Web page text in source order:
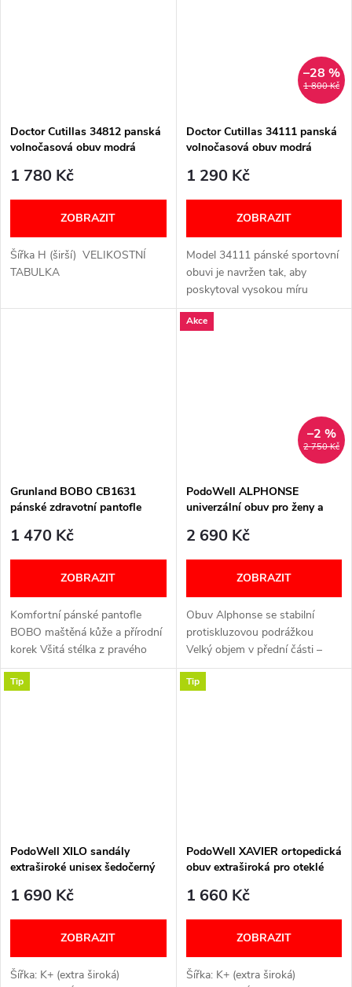
Doctor Cutillas 34812 panská
volnočasová obuv modrá
1 780 Kč
ZOBRAZIT
Šířka H (širší) VELIKOSTNÍ
TABULKA
1 800 Kč
–28 %
Doctor Cutillas 34111 panská
volnočasová obuv modrá
1 290 Kč
ZOBRAZIT
Model 34111 pánské sportovní
obuvi je navržen tak, aby
poskytoval vysokou míru
pohodlí a zároveň si zachoval
moderní vzhled. Elastický
Grunland BOBO CB1631
pánské zdravotní pantofle
1 470 Kč
ZOBRAZIT
Komfortní pánské pantofle
BOBO maštěná kůže a přírodní
korek Všitá stélka z pravého
korku Technologie Re-Soft
Šířka: H (širší) VELIKOSTNÍ
Akce
2 750 Kč
–2 %
PodoWell ALPHONSE
univerzální obuv pro ženy a
2 690 Kč
ZOBRAZIT
Obuv Alphonse se stabilní
protiskluzovou podrážkou
Velký objem v přední části –
bez vyčnívajících švů, šetrné k
citlivým chodidlům Tři široké
Tip
PodoWell XILO sandály
extraširoké unisex šedočerný
1 690 Kč
ZOBRAZIT
Šířka: K+ (extra široká)
Tip
PodoWell XAVIER ortopedická
obuv extraširoká pro oteklé
1 660 Kč
ZOBRAZIT
Šířka: K+ (extra široká)